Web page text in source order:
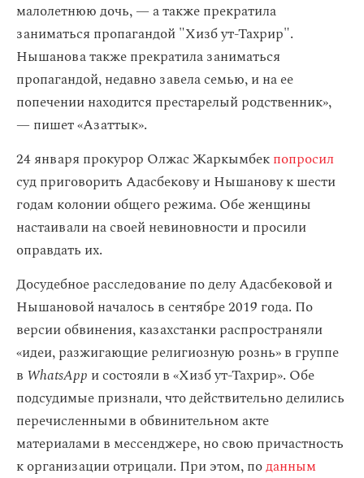
малолетнюю дочь, — а также прекратила
заниматься пропагандой "Хизб ут-Тахрир".
Нышанова также прекратила заниматься
пропагандой, недавно завела семью, и на ее
попечении находится престарелый родственник»,
— пишет «Азаттык».
24 января прокурор Олжас Жаркымбекпопросил
суд приговорить Адасбекову и Нышанову к шести
годам колонии общего режима. Обе женщины
настаивали на своей невиновности и просили
оправдать их.
Досудебное расследование по делу Адасбековой и
Нышановой началось в сентябре 2019 года. По
версии обвинения, казахстанки распространяли
«идеи, разжигающие религиозную рознь» в группе
в WhatsApp и состояли в «Хизб ут-Тахрир». Обе
подсудимые признали, что действительно делились
перечисленными в обвинительном акте
материалами в мессенджере, но свою причастность
к организации отрицали. При этом, поданным